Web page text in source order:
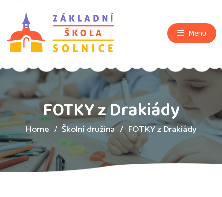
Menu
FOTKY z Drakiády
Home Školní družina FOTKY z Drakiády